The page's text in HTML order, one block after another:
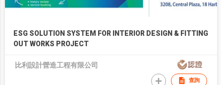
ESG SOLUTION SYSTEM FOR INTERIOR DESIGN & FITTING
OUT WORKS PROJECT
比利設計營造工程有限公司
查詢